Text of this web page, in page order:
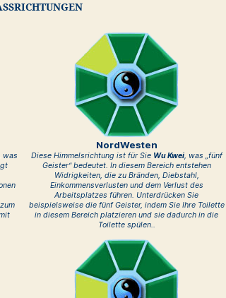
was
NordWesten
Diese Himmelsrichtung ist für Sie Wu Kwei, was „fünf
Geister“ bedeutet. In diesem Bereich entstehen
Widrigkeiten, die zu Bränden, Diebstahl,
Einkommensverlusten und dem Verlust des
Arbeitsplatzes führen. Unterdrücken Sie
beispielsweise die fünf Geister, indem Sie Ihre Toilette
in diesem Bereich platzieren und sie dadurch in die
Toilette spülen..